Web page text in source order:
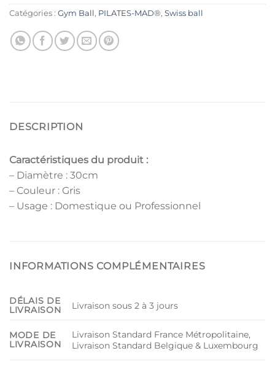
Catégories : Gym Ball, PILATES-MAD®, Swiss ball
DESCRIPTION
Caractéristiques du produit :
– Diamètre : 30cm
– Couleur : Gris
– Usage : Domestique ou Professionnel
INFORMATIONS COMPLÉMENTAIRES
DÉLAIS DE
LIVRAISON
Livraison sous 2 à 3 jours
MODE DE
LIVRAISON
Livraison Standard France Métropolitaine,
Livraison Standard Belgique & Luxembourg